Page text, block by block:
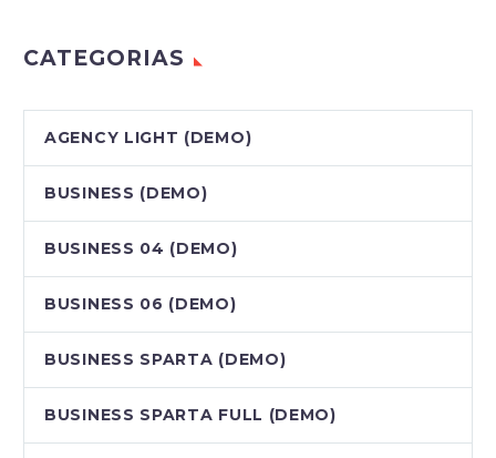
CATEGORIAS
AGENCY LIGHT (DEMO)
BUSINESS (DEMO)
BUSINESS 04 (DEMO)
BUSINESS 06 (DEMO)
BUSINESS SPARTA (DEMO)
BUSINESS SPARTA FULL (DEMO)